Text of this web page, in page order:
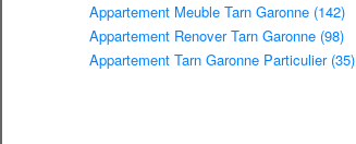
Appartement Meuble Tarn Garonne (142)
Appartement Renover Tarn Garonne (98)
Appartement Tarn Garonne Particulier (35)